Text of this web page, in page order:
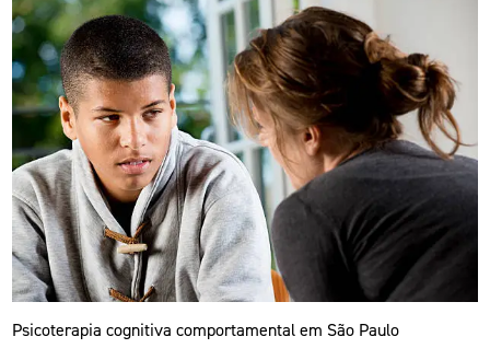
Psicoterapia cognitiva comportamental em São Paulo